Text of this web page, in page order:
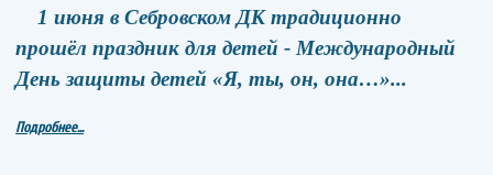
1 июня в Себровском ДК традиционно
прошёл праздник для детей - Международный
День защиты детей «Я, ты, он, она…»...
Подробнее...